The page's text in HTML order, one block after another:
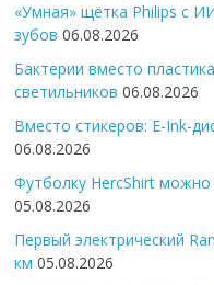
«Умная» щётка Philips с
зубов 06.08.2026
Бактерии вместо
светильников 06.08.2026
Вместо стикеров: E-Ink-
06.08.2026
Футболку HercShirt
05.08.2026
Первый электрический
км 05.08.2026